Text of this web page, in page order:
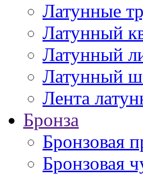
Латунные
Латунный
Латунный
Латунный
Лента
Бронза
Бронзовая
Бронзовая